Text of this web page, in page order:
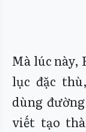
Mà lúc này,
lục đặc
dùng
viết tạo